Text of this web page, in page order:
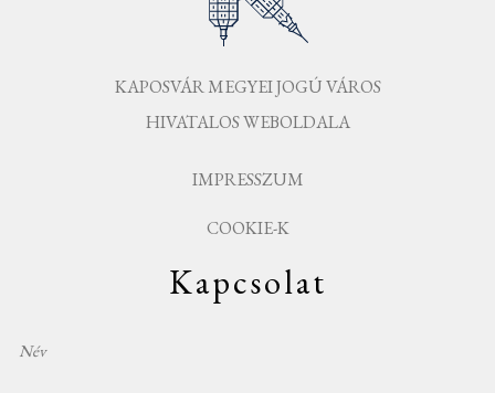
KAPOSVÁR MEGYEI JOGÚ VÁROS
HIVATALOS WEBOLDALA
IMPRESSZUM
COOKIE-K
Kapcsolat
Név